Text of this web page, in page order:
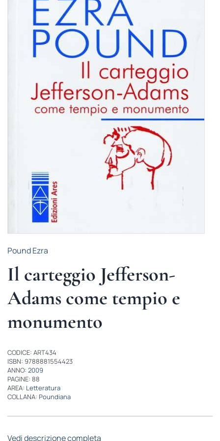
BIOGRAFIE
ATTUALITÀ
Pound Ezra
Il carteggio Jefferson-
Adams come tempio e
monumento
CODICE: ART434
ISBN: 9788881554423
ANNO: 2009
PAGINE: 88
AREA: Letteratura
COLLANA: Poundiana
Vedi descrizione completa